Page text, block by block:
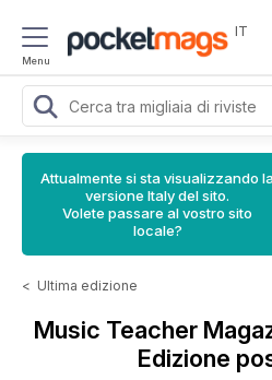
Menu
IT
Attualmente si sta visualizzando
versione Italy del sito.
Volete passare al vostro sito
locale?
< Ultima edizione
Music Teacher
Edizione